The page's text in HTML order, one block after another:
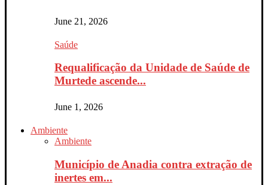
June 21, 2026
Saúde
Requalificação da Unidade de Saúde de
Murtede ascende...
June 1, 2026
Ambiente
Ambiente
Município de Anadia contra extração de
inertes em...